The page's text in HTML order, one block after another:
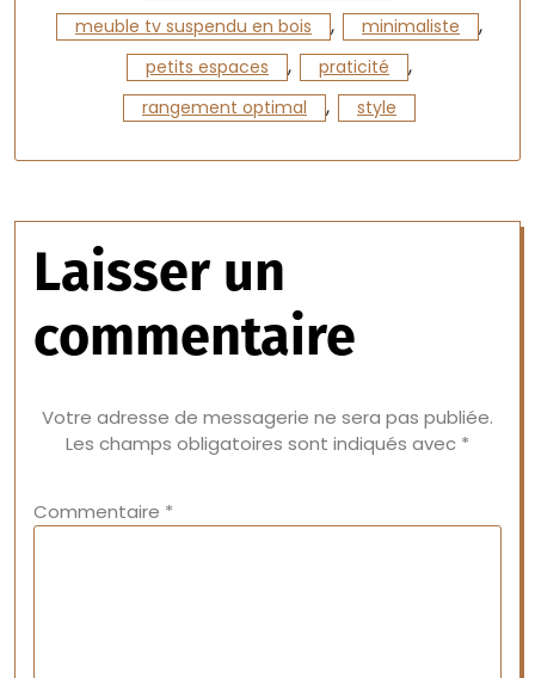
meuble tv suspendu en bois , minimaliste ,
petits espaces , praticité ,
rangement optimal , style
Laisser un
commentaire
Votre adresse de messagerie ne sera pas publiée.
Les champs obligatoires sont indiqués avec *
Commentaire *